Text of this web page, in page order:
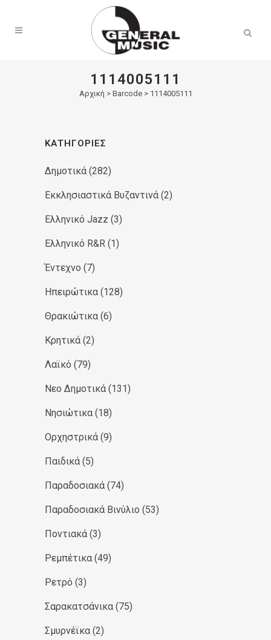
1114005111
Αρχική > Barcode > 1114005111
ΚΑΤΗΓΟΡΊΕΣ
Δημοτικά (282)
Εκκλησιαστικά Βυζαντινά (2)
Ελληνικό Jazz (3)
Ελληνικό R&R (1)
Έντεχνο (7)
Ηπειρώτικα (128)
Θρακιώτικα (6)
Κρητικά (2)
Λαϊκό (79)
Νεο Δημοτικά (131)
Νησιώτικα (18)
Ορχηστρικά (9)
Παιδικά (5)
Παραδοσιακά (74)
Παραδοσιακά Βινύλιο (53)
Ποντιακά (3)
Ρεμπέτικα (49)
Ρετρό (3)
Σαρακατσάνικα (75)
Σμυρνέϊκα (2)